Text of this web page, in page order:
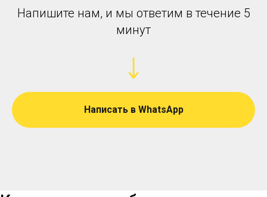
Напишите нам, и мы ответим в течение 5
минут
Написать в WhatsApp